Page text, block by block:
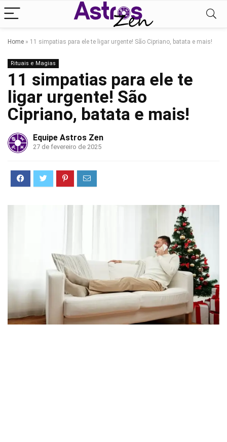
Home » 11 simpatias para ele te ligar urgente! São Cipriano, batata e mais!
Rituais e Magias
11 simpatias para ele te
ligar urgente! São
Cipriano, batata e mais!
Equipe Astros Zen
27 de fevereiro de 2025